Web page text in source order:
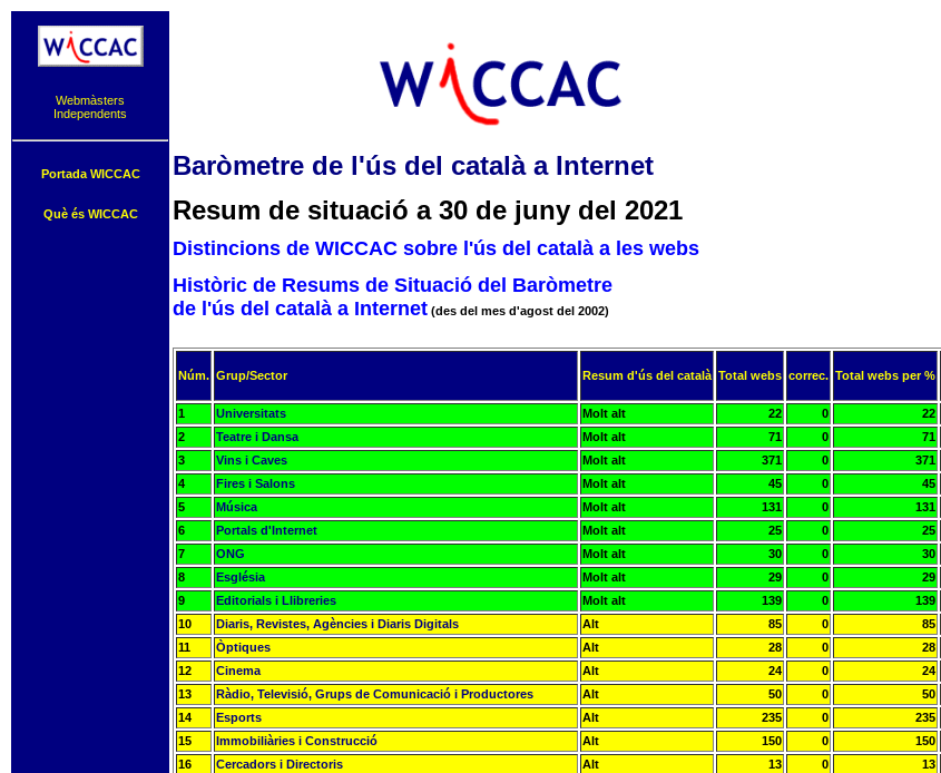
Webmàsters
Independents
Portada WICCAC
Què és WICCAC
Baròmetre de l'ús del català a Internet
Resum de situació a 30 de juny del 2021
Distincions de WICCAC sobre l'ús del català a les webs
Històric de Resums de Situació del Baròmetre
de l'ús del català a Internet (des del mes d'agost del 2002)
Núm. Grup/Sector Resum d'ús del català Total webs correc. Total webs per %
1 Universitats Molt alt 22 0 22
2
Teatre i Dansa Molt alt 71 0 71
3
Vins i Caves Molt alt 371 0 371
4
Fires i Salons Molt alt 45 0 45
5
Música Molt alt 131 0 131
6
Portals d'Internet Molt alt 25 0 25
7
ONG Molt alt 30 0 30
8
Església Molt alt 29 0 29
9
Editorials i Llibreries Molt alt 139 0 139
10
Diaris, Revistes, Agències i Diaris Digitals Alt 85 0 85
11
Òptiques Alt 28 0 28
12
Cinema Alt 24 0 24
13
Ràdio, Televisió, Grups de Comunicació i Productores Alt 50 0 50
14
Esports Alt 235 0 235
15
Immobiliàries i Construcció Alt 150 0 150
16
Cercadors i Directoris Alt 13 0 13